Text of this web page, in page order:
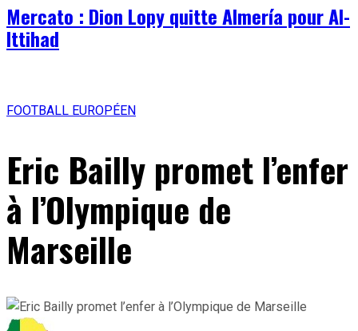
Mercato : Dion Lopy quitte Almería pour Al-
Ittihad
FOOTBALL EUROPÉEN
Eric Bailly promet l’enfer
à l’Olympique de
Marseille